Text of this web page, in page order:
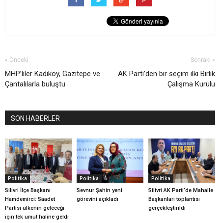
« Önceki
MHP’liler Kadıköy, Gazitepe ve
Çantalılarla buluştu
Sonraki »
AK Parti’den bir seçim ilki Birlik
Çalışma Kurulu
SON HABERLER
Politika
Silivri İlçe Başkanı
Hamdemirci: Saadet
Partisi ülkenin geleceği
için tek umut haline geldi
Politika
Sevnur Şahin yeni
görevini açıkladı
Politika
Silivri AK Parti’de Mahalle
Başkanları toplantısı
gerçekleştirildi